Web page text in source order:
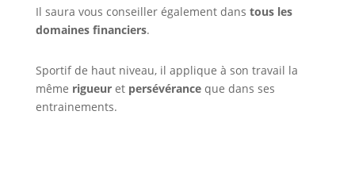
Il saura vous conseiller également dans tous les
domaines financiers.
Sportif de haut niveau, il applique à son travail la
même rigueuret persévéranceque dans ses
entrainements.